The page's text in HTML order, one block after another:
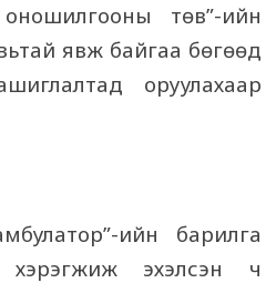
оношилгооны төв”-ийн
явж байгаа бөгөөд
оруулахаар
ийн барилга
эхэлсэн ч